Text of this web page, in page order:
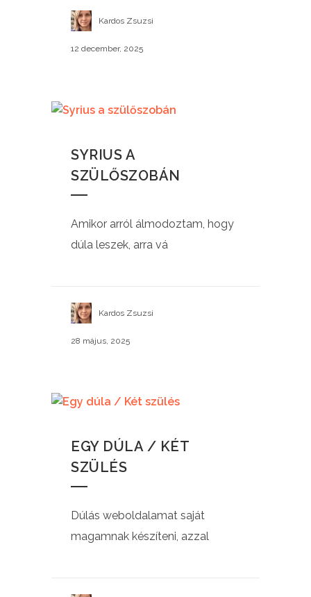
Kardos Zsuzsi
12 december, 2025
SYRIUS A
SZÜLŐSZOBÁN
Amikor arról álmodoztam, hogy
dúla leszek, arra vá
Kardos Zsuzsi
28 május, 2025
EGY DÚLA / KÉT
SZÜLÉS
Dúlás weboldalamat saját
magamnak készíteni, azzal